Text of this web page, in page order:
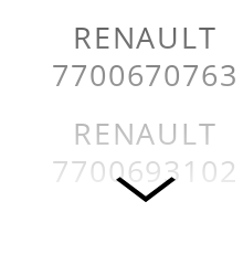
RENAULT
7700670763
RENAULT
7700693102